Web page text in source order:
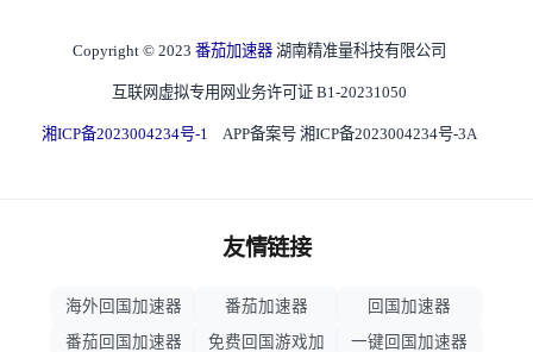
Copyright © 2023 番茄加速器 湖南精准量科技有限公司
互联网虚拟专用网业务许可证 B1-20231050
湘ICP备2023004234号-1 APP备案号 湘ICP备2023004234号-3A
友情链接
海外回国加速器 番茄加速器
回国加速器
番茄回国加速器
免费回国游戏加
一键回国加速器